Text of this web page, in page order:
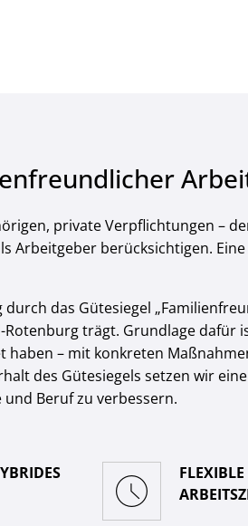
private Verpflichtungen –
Arbeitgeber berücksichtigen.
das Gütesiegel
trägt. Grundlage dafür
haben – mit konkreten
des Gütesiegels setzen wir
Beruf zu verbessern.
FLEXIBLE